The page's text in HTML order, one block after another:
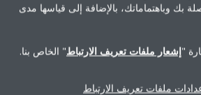
بك وباهتماماتك، بالإضافة إلى قياسها مدى
"إشعار ملفات تعريف الارتباط" الخاص بنا.
ملفات تعريف الارتباط